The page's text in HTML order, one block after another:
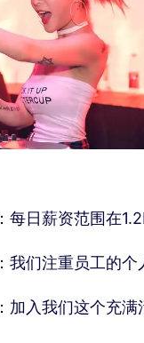
：每日薪资范围在
：我们注重员工的
：加入我们这个充